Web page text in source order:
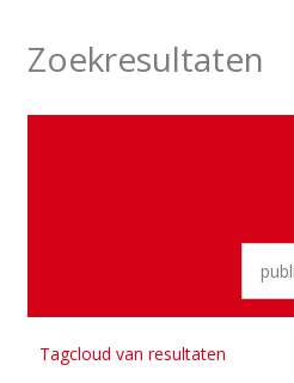
Zoekresultaten
Tagcloud van resultaten